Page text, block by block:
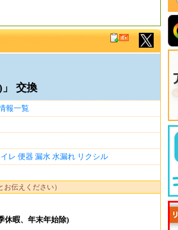
交換
報一覧
イレ 便器 漏水 水漏れ リクシル
伝えください）
休暇、年末年始除)